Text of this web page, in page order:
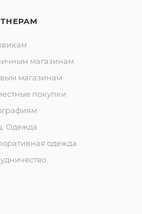
магазинам
магазинам
покупки
Одежда
одежда